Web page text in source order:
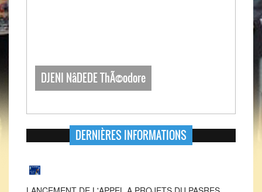
DJENI NâDEDE ThÃ©odore
DERNIÈRES INFORMATIONS
LANCEMENT DE L'APPEL A PROJETS DU PASRES
2026